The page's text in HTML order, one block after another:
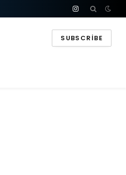
Instagram
SUBSCRIBE